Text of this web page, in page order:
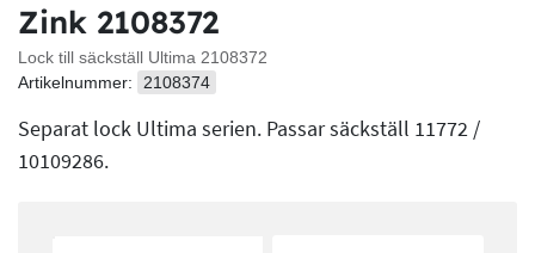
Zink 2108372
Lock till säckställ Ultima 2108372
Artikelnummer:
2108374
Separat lock Ultima serien. Passar säckställ 11772 /
10109286.